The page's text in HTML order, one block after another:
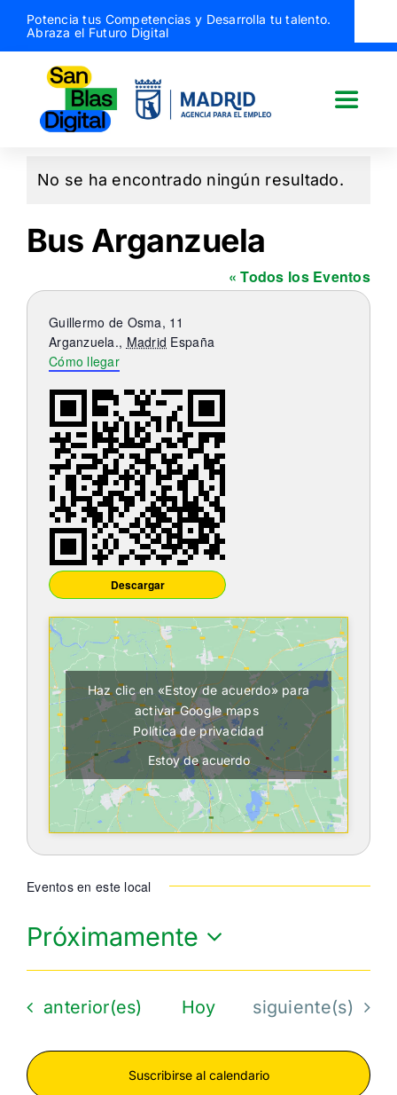
Saltar
contenido
Potencia tus Competencias y Desarrolla tu talento.
Abraza el Futuro Digital
Toggle
Actividades
Itinerarios
Mediateca
Contacto
Buscar:
Aviso
No se ha encontrado ningún resultado.
Bus Arganzuela
« Todos los Eventos
Dirección
Guillermo de Osma, 11
Arganzuela., Madrid España
Cómo llegar
Descargar
Haz clic en «Estoy de acuerdo» para
activar Google maps
Política de privacidad
Estoy de acuerdo
Eventos en este local
Próximamente
Seleccionar
Eventos
anterior(es) Hoy Eventos
siguiente(s)
Suscribirse al calendario